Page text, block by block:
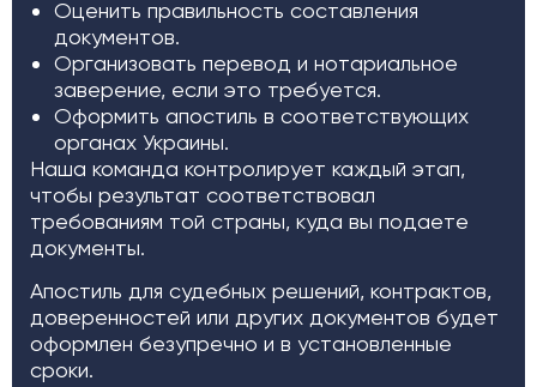
Оценить правильность составления
документов.
Организовать перевод и нотариальное
заверение, если это требуется.
Оформить апостиль в соответствующих
органах Украины.
Наша команда контролирует каждый этап,
чтобы результат соответствовал
требованиям той страны, куда вы подаете
документы.
Апостиль для судебных решений, контрактов,
доверенностей или других документов будет
оформлен безупречно и в установленные
сроки.